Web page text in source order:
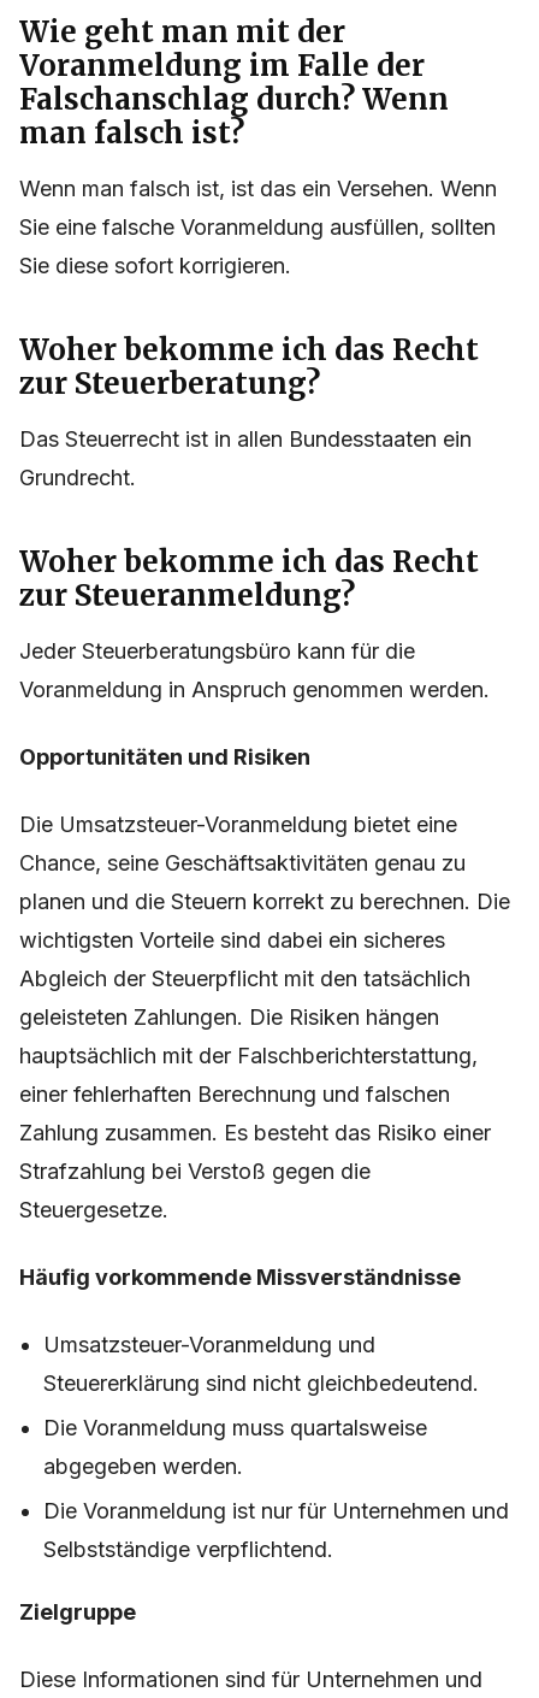
Wie geht man mit der
Voranmeldung im Falle der
Falschanschlag durch? Wenn
man falsch ist?
Wenn man falsch ist, ist das ein Versehen. Wenn
Sie eine falsche Voranmeldung ausfüllen, sollten
Sie diese sofort korrigieren.
Woher bekomme ich das Recht
zur Steuerberatung?
Das Steuerrecht ist in allen Bundesstaaten ein
Grundrecht.
Woher bekomme ich das Recht
zur Steueranmeldung?
Jeder Steuerberatungsbüro kann für die
Voranmeldung in Anspruch genommen werden.
Opportunitäten und Risiken
Die Umsatzsteuer-Voranmeldung bietet eine
Chance, seine Geschäftsaktivitäten genau zu
planen und die Steuern korrekt zu berechnen. Die
wichtigsten Vorteile sind dabei ein sicheres
Abgleich der Steuerpflicht mit den tatsächlich
geleisteten Zahlungen. Die Risiken hängen
hauptsächlich mit der Falschberichterstattung,
einer fehlerhaften Berechnung und falschen
Zahlung zusammen. Es besteht das Risiko einer
Strafzahlung bei Verstoß gegen die
Steuergesetze.
Häufig vorkommende Missverständnisse
Umsatzsteuer-Voranmeldung und
Steuererklärung sind nicht gleichbedeutend.
Die Voranmeldung muss quartalsweise
abgegeben werden.
Die Voranmeldung ist nur für Unternehmen und
Selbstständige verpflichtend.
Zielgruppe
Diese Informationen sind für Unternehmen und